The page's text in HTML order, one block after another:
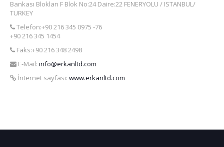
Bankası Blokları F Blok No:24 Daire:22 FENERYOLU / ISTANBUL/
TURKEY
Telefon:+90 216 345 0975 -76
+90 216 345 1454
Faks:+90 216 348 2498
E-Mail: info@erkanltd.com
İnternet sayfası: www.erkanltd.com